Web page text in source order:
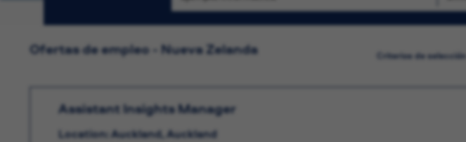
Criterios de selección
Ofertas de empleo - Nueva Zelanda
Assistant Insights Manager
Location: Auckland, Auckland